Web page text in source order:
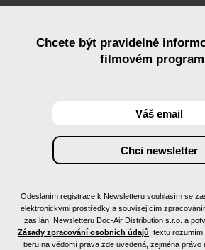
Chcete být pravidelně
filmovém
Odesláním registrace k Newsletteru souhlasím se
elektronickými prostředky a souvisejícím
zasílání Newsletteru Doc-Air Distribution s.r.o. a
Zásady zpracování osobních údajů , textu
beru na vědomí práva zde uvedená, zejména právo